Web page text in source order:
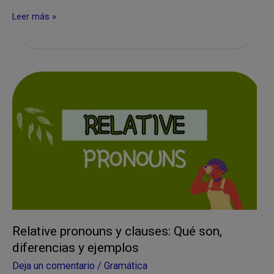
60
Niveles
de
Inglés
A1
A2
Leer más »
Relative pronouns y clauses: Qué son,
diferencias y ejemplos
Deja un comentario / Gramática